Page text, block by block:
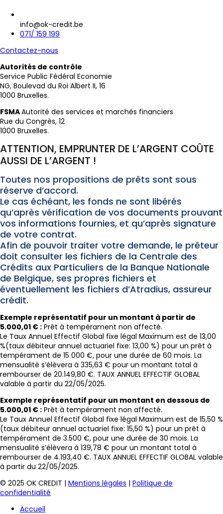
info@ok-credit.be
071/ 159 199
Contactez-nous
Autorités de contrôle
Service Public Fédéral Economie
NG, Boulevad du Roi Albert II, 16
1000 Bruxelles.
FSMAAutorité des services et marchés financiers
Rue du Congrès, 12
1000 Bruxelles.
ATTENTION, EMPRUNTER DE L’ARGENT COÛTE
AUSSI DE L’ARGENT !
Toutes nos propositions de prêts sont sous
réserve d’accord.
Le cas échéant, les fonds ne sont libérés
qu’après vérification de vos documents prouvant
vos informations fournies, et qu’après signature
de votre contrat.
Afin de pouvoir traiter votre demande, le prêteur
doit consulter les fichiers de la Centrale des
Crédits aux Particuliers de la Banque Nationale
de Belgique, ses propres fichiers et
éventuellement les fichiers d’Atradius, assureur
crédit.
Exemple représentatif pour un montant à partir de
5.000,01 € : Prêt à tempérament non affecté.
Le Taux Annuel Effectif Global fixe légal Maximum est de 13,00
%(taux débiteur annuel actuariel fixe: 13,00 %) pour un prêt à
tempérament de 15 000 €, pour une durée de 60 mois. La
mensualité s’élèvera à 335,63 € pour un montant total à
rembourser de 20.149,80 €. TAUX ANNUEL EFFECTIF GLOBAL
valable à partir du 22/05/2025.
Exemple représentatif pour un montant en dessous de
5.000,01 € : Prêt à tempérament non affecté.
Le Taux Annuel Effectif Global fixe légal Maximum est de 15,50 %
(taux débiteur annuel actuariel fixe: 15,50 %) pour un prêt à
tempérament de 3.500 €, pour une durée de 30 mois. La
mensualité s’élèvera à 139,78 € pour un montant total à
rembourser de 4.193,40 €. TAUX ANNUEL EFFECTIF GLOBAL valable
à partir du 22/05/2025.
© 2025 OK CREDIT | Mentions légales | Politique de
confidentialité
Accueil